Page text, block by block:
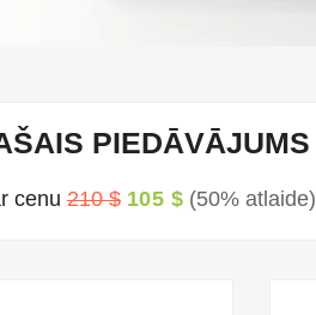
PIEDĀVĀJUMS
cenu210 $ 105 $ (50% atlaide)